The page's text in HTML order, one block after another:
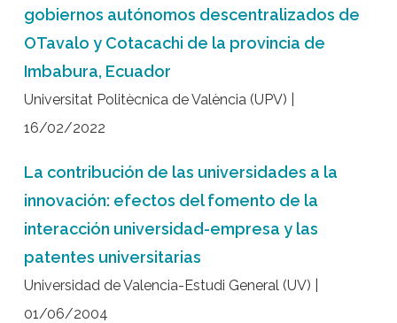
gobiernos autónomos descentralizados de
OTavalo y Cotacachi de la provincia de
Imbabura, Ecuador
Universitat Politècnica de València (UPV) |
16/02/2022
La contribución de las universidades a la
innovación: efectos del fomento de la
interacción universidad-empresa y las
patentes universitarias
Universidad de Valencia-Estudi General (UV) |
01/06/2004